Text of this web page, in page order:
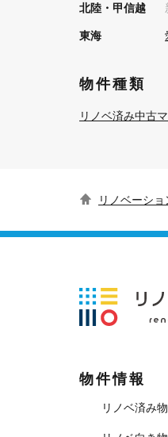
北陸・甲信越
東海
物件種類
リノベ済み中古
リノベーシ
物件情報
リノベ済み